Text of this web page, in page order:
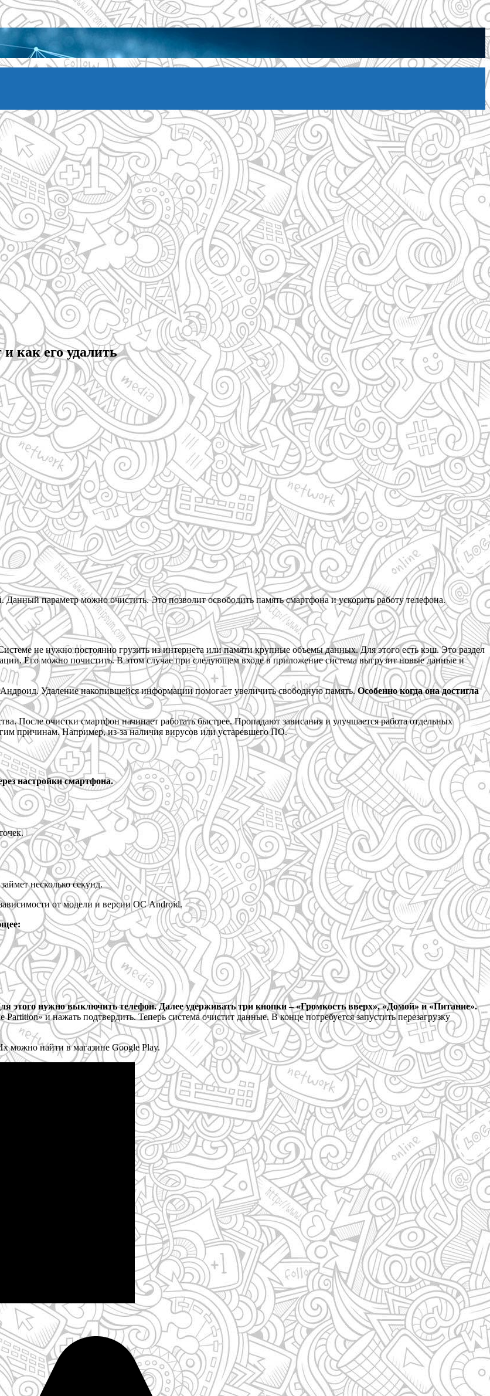
как его удалить
параметр можно очистить. Это позволит освободить память смартфона и ускорить работу телефона.
не нужно постоянно грузить из интернета или памяти крупные объемы данных. Для этого есть кэш. Это раздел
Его можно почистить. В этом случае при следующем входе в приложение система выгрузит новые данные и
Удаление накопившейся информации помогает увеличить свободную память.Особенно когда она достигла
После очистки смартфон начинает работать быстрее. Пропадают зависания и улучшается работа отдельных
причинам. Например, из-за наличия вирусов или устаревшего ПО.
настройки смартфона.
несколько секунд.
от модели и версии ОС Android.
этого нужно выключить телефон. Далее удерживать три кнопки – «Громкость вверх», «Домой» и «Питание».
и нажать подтвердить. Теперь система очистит данные. В конце потребуется запустить перезагрузку
можно найти в магазине Google Play.